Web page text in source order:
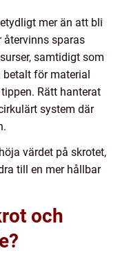
mer än att bli
återvinns sparas
samtidigt som
betalt för material
Rätt hanterat
system där
värdet på skrotet,
till en mer hållbar
och